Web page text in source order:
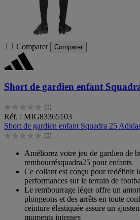
Comparer Comparer
Short de gardien enfant
(0)
0.0
sur
5
étoiles.
Réf. : MIG83365103
Short de gardien enfant Squadra 25
(0)
0.0
étoiles.
Améliorez votre jeu de gardien de
rembourrésquadra25 pour enfants
Ce collant est conçu pour redéfinir
performances sur le terrain de
Le rembourrage léger offre un
plongeons et des arrêts en toute
ceinture élastiquée assure un
moments intenses